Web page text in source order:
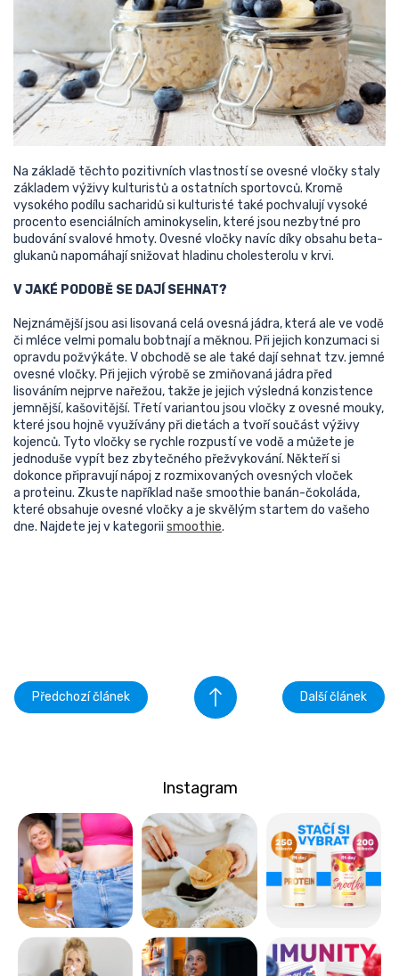
Na základě těchto pozitivních vlastností se ovesné vločky staly
základem výživy kulturistů a ostatních sportovců. Kromě
vysokého podílu sacharidů si kulturisté také pochvalují vysoké
procento esenciálních aminokyselin, které jsou nezbytné pro
budování svalové hmoty. Ovesné vločky navíc díky obsahu beta-
glukanů napomáhají snižovat hladinu cholesterolu v krvi.
V JAKÉ PODOBĚ SE DAJÍ SEHNAT?
Nejznámější jsou asi lisovaná celá ovesná jádra, která ale ve vodě
či mléce velmi pomalu bobtnají a měknou. Při jejich konzumaci si
opravdu požvýkáte. V obchodě se ale také dají sehnat tzv. jemné
ovesné vločky. Při jejich výrobě se zmiňovaná jádra před
lisováním nejprve nařežou, takže je jejich výsledná konzistence
jemnější, kašovitější. Třetí variantou jsou vločky z ovesné mouky,
které jsou hojně využívány při dietách a tvoří součást výživy
kojenců. Tyto vločky se rychle rozpustí ve vodě a můžete je
jednoduše vypít bez zbytečného přežvykování. Někteří si
dokonce připravují nápoj z rozmixovaných ovesných vloček
a proteinu. Zkuste například naše smoothie banán-čokoláda,
které obsahuje ovesné vločky a je skvělým startem do vašeho
dne. Najdete jej v kategorii smoothie.
Předchozí článek Další článek
Instagram